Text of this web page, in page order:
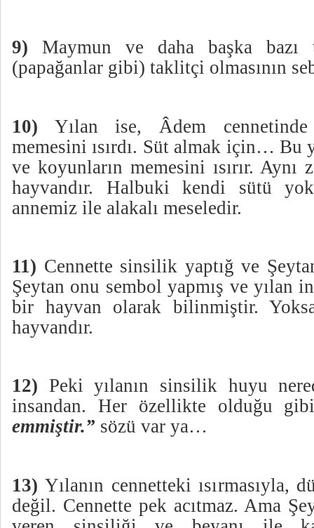
9) Maymun ve daha başka bazı
(papağanlar gibi) taklitçi olmasının
10) Yılan ise, Âdem
memesini ısırdı. Süt almak için… Bu
ve koyunların memesini ısırır. Aynı
hayvandır. Halbuki kendi sütü
annemiz ile alakalı meseledir.
11) Cennette sinsilik yaptığ ve
Şeytan onu sembol yapmış ve yılan
bir hayvan olarak bilinmiştir.
hayvandır.
12) Peki yılanın sinsilik huyu
insandan. Her özellikte olduğu
emmiştir.” sözü var ya…
13) Yılanın cennetteki ısırmasıyla,
değil. Cennette pek acıtmaz. Ama